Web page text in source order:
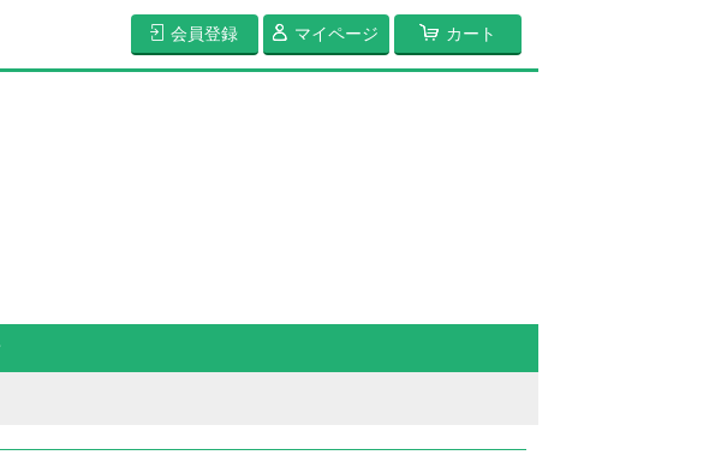
会員登録 マイページ カート